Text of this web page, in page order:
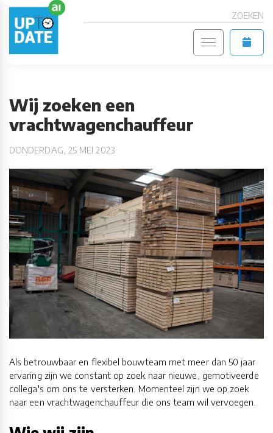
ZOEKEN
Wij zoeken een
vrachtwagenchauffeur
DONDERDAG, 25 MEI 2023
Als betrouwbaar en flexibel bouwteam met meer dan 50 jaar
ervaring zijn we constant op zoek naar nieuwe, gemotiveerde
collega's om ons te versterken. Momenteel zijn we op zoek
naar een vrachtwagenchauffeur die ons team wil vervoegen.